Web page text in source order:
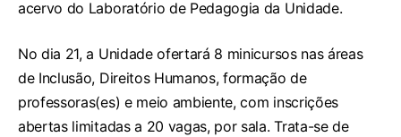
acervo do Laboratório de Pedagogia da Unidade.
No dia 21, a Unidade ofertará 8 minicursos nas áreas
de Inclusão, Direitos Humanos, formação de
professoras(es) e meio ambiente, com inscrições
abertas limitadas a 20 vagas, por sala. Trata-se de